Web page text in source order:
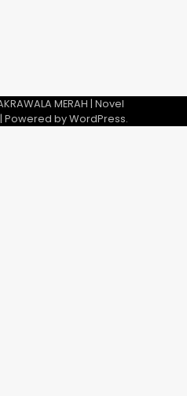
MERAH | Novel
Powered byWordPress.